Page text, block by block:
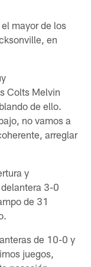
mayor de los
en
Colts Melvin
de ello.
no vamos a
arreglar
y
3-0
de 31
de 10-0 y
juegos,